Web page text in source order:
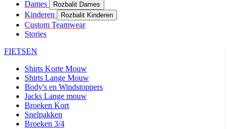
Dames Rozbalit Dames
Kinderen Rozbalit Kinderen
Custom Teamwear
Stories
FIETSEN
Shirts Korte Mouw
Shirts Lange Mouw
Body's en Windstoppers
Jacks Lange mouw
Broeken Kort
Snelpakken
Broeken 3/4